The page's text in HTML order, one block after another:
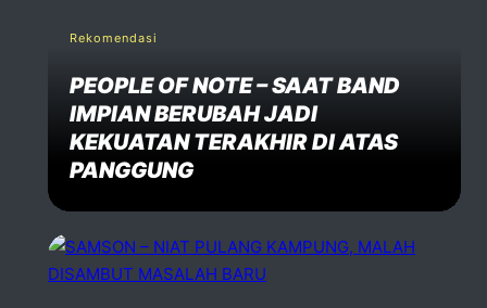
Rekomendasi
PEOPLE OF NOTE – SAAT BAND
IMPIAN BERUBAH JADI
KEKUATAN TERAKHIR DI ATAS
PANGGUNG